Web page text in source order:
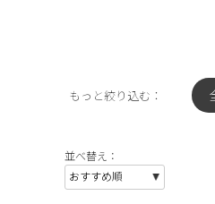
もっと絞り込む：
並べ替え：